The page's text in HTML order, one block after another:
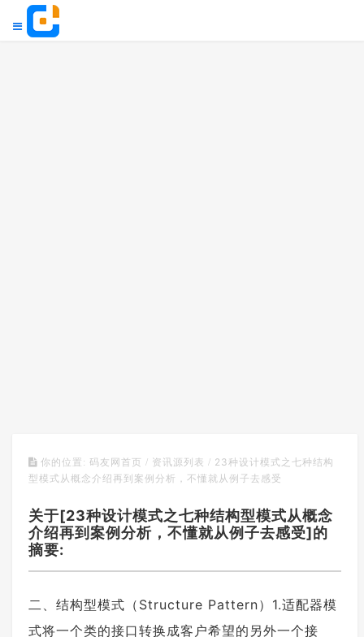
你的位置: 码友网首页 / 资讯源列表 / 23种设计模式之七种结构
型模式从概念介绍再到案例分析，不懂就从例子去感受
关于[23种设计模式之七种结构型模式从概念
介绍再到案例分析，不懂就从例子去感受]的
摘要:
二、结构型模式（Structure Pattern）1.适配器模
式将一个类的接口转换成客户希望的另外一个接